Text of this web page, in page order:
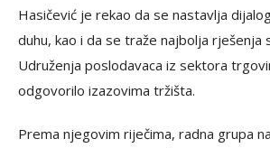
Hasičević je rekao da se nastavlja
duhu, kao i da se traže najbolja rješenja
Udruženja poslodavaca iz sektora
odgovorilo izazovima tržišta.
Prema njegovim riječima, radna grupa